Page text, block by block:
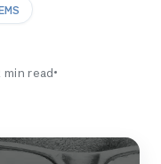
min read